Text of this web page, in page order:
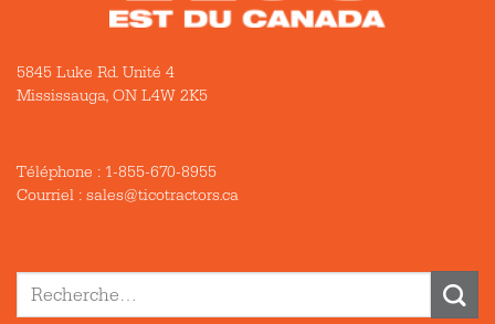
5845 Luke Rd. Unité 4
Mississauga, ON L4W 2K5
Téléphone : 1-855-670-8955
Courriel : sales@ticotractors.ca
pour :